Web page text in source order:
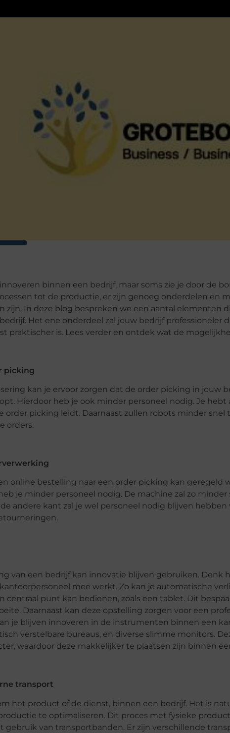
binnen een bedrijf, maar soms zie je door de
tot de productie, er zijn genoeg onderdelen en
zijn. In deze blog bespreken we een aantal elementen
Het ene onderdeel zal jouw bedrijf professioneler
praktischer is. Lees verder en ontdek wat de
picking
kan je ervoor zorgen dat de order picking in jouw
Hierdoor heb je ook minder personeel nodig. Je hebt
order picking leidt. Daarnaast zullen robots minder snel
orders.
online bestelling naar een order picking kan geregeld
je minder personeel nodig. De machine zal zo
andere kant zal je wel personeel nodig blijven hebben
van een bedrijf kan innovatie blijven gebruiken. Denk
mee werkt. Zo kan je automatische
centraal punt kan bedienen, zoals een tablet. Dit
Daarnaast kan deze opstelling zorgen voor een
je blijven innoveren in de instrumenten binnen een
verstelbare bureaus, en diverse slimme monitors.
waardoor deze makkelijker te plaatsen zijn binnen
transport
het product of de dienst, binnen een bedrijf. Het is
te optimaliseren. Dit proces met fysieke
gebruik van transportbanden. Er zijn verschillende